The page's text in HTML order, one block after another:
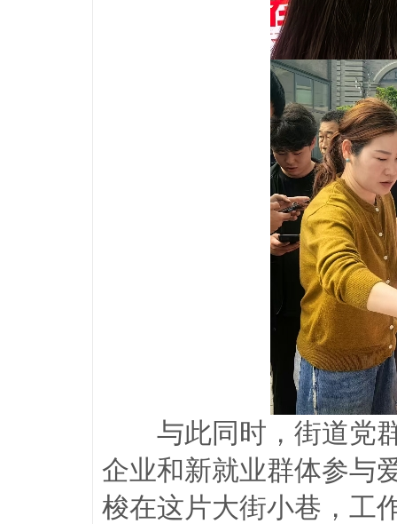
与此同时，街道党
企业和新就业群体参与
梭在这片大街小巷，工